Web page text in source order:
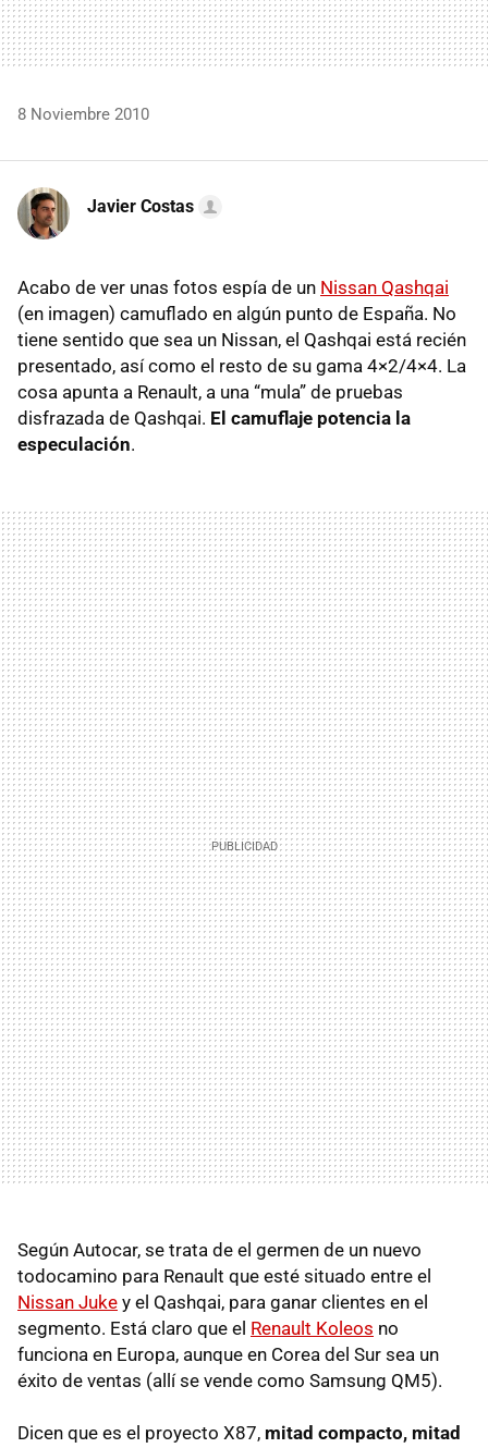
8 Noviembre 2010
Javier Costas
Acabo de ver unas fotos espía de un Nissan Qashqai
(en imagen) camuflado en algún punto de España. No
tiene sentido que sea un Nissan, el Qashqai está recién
presentado, así como el resto de su gama 4×2/4×4. La
cosa apunta a Renault, a una “mula” de pruebas
disfrazada de Qashqai. El camuflaje potencia la
especulación.
Según Autocar, se trata de el germen de un nuevo
todocamino para Renault que esté situado entre el
Nissan Juke y el Qashqai, para ganar clientes en el
segmento. Está claro que el Renault Koleos no
funciona en Europa, aunque en Corea del Sur sea un
éxito de ventas (allí se vende como Samsung QM5).
Dicen que es el proyecto X87, mitad compacto, mitad